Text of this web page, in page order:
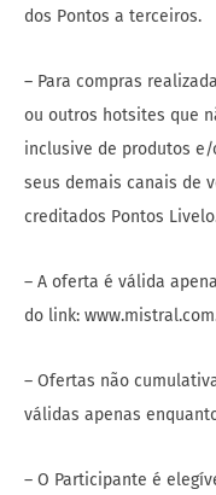
dos Pontos a terceiros.
– Para compras
ou outros hotsites que
inclusive de produtos
seus demais canais de
creditados Pontos
– A oferta é válida
do link:
– Ofertas não
válidas apenas
– O Participante é